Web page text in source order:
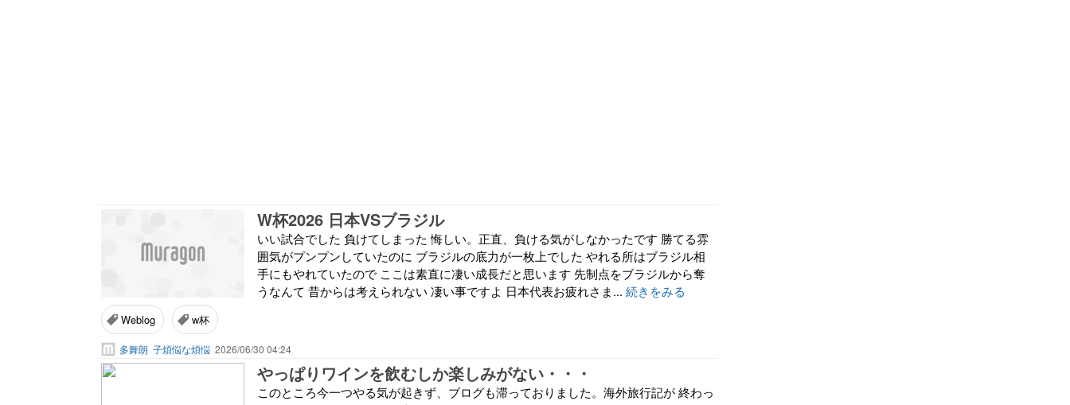
W杯2026 日本VSブラジル
いい試合でした 負けてしまった 悔しい。正直、負ける気がしなかったです 勝てる雰
囲気がプンプンしていたのに ブラジルの底力が一枚上でした やれる所はブラジル相
手にもやれていたので ここは素直に凄い成長だと思います 先制点をブラジルから奪
うなんて 昔からは考えられない 凄い事ですよ 日本代表お疲れさま... 続きをみる
Weblog w杯
多舞朗 子煩悩な煩悩 2026/06/30 04:24
やっぱりワインを飲むしか楽しみがない・・・
このところ今一つやる気が起きず、ブログも滞っておりました。海外旅行記が 終わっ